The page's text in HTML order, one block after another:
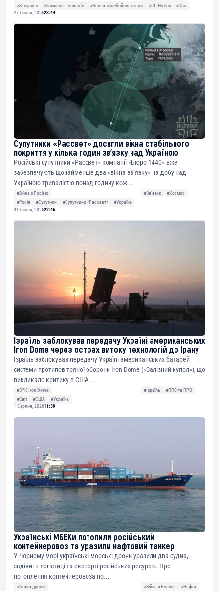
#Закупівлі #Компанія Leonardo #Навчально-бойові літаки #ПС Нігерії
#Світ
27 Липня, 202623:44
Супутники «Рассвет» досягли вікна стабільного
покриття у кілька годин зв’язку над Україною
Російські супутники «Рассвет» компанії «Бюро 1440» вже
забезпечують щонайменше два «вікна зв’язку» на добу над
Україною тривалістю понад годину кож...
#Війна з Росією #Звʼязок
#Космос
#Росія
#Супутник #Супутники «Рассвет»
#Україна
31 Липня, 202622:46
Ізраїль заблокував передачу Україні американських
Iron Dome через острах витоку технологій до Ірану
Ізраїль заблокував передачу Україні американських батарей
системи протиповітряної оборони Iron Dome («Залізний купол»), що
викликало критику в США....
#ЗРК Iron Dome #Ізраїль
#ППО та ПРО
#Світ
#США
#Україна
1 Серпня, 202611:39
Українські МБЕКи потопили російський
контейнеровоз та уразили нафтовий танкер
У Чорному морі українські морські дрони уразили два судна,
задіяні в логістиці та експорті російських ресурсів. Про
потоплення контейнеровоза по...
#Атака дронів #Війна з Росією
#Нафта